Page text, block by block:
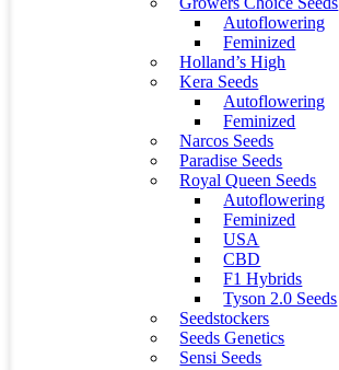
Autoflowering
Feminized
Holland’s High
Kera Seeds
Autoflowering
Feminized
Narcos Seeds
Paradise Seeds
Royal Queen Seeds
Autoflowering
Feminized
USA
CBD
F1 Hybrids
Tyson 2.0 Seeds
Seedstockers
Seeds Genetics
Sensi Seeds